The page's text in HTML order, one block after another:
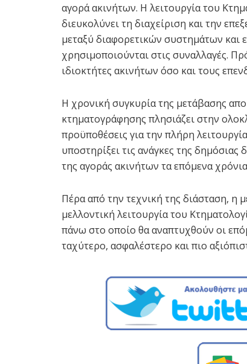
αγορά ακινήτων. Η λειτουργία του
διευκολύνει τη διαχείριση και την
μεταξύ διαφορετικών συστημάτων και
χρησιμοποιούνται στις συναλλαγές.
ιδιοκτήτες ακινήτων όσο και τους
Η χρονική συγκυρία της μετάβασης
κτηματογράφησης πλησιάζει στην
προϋποθέσεις για την πλήρη
υποστηρίξει τις ανάγκες της
της αγοράς ακινήτων τα επόμενα
Πέρα από την τεχνική της διάσταση, η
μελλοντική λειτουργία του
πάνω στο οποίο θα αναπτυχθούν οι
ταχύτερο, ασφαλέστερο και πιο